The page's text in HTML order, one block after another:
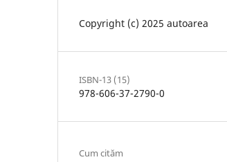
Copyright (c) 2025 autoarea
ISBN-13 (15)
978-606-37-2790-0
Cum cităm